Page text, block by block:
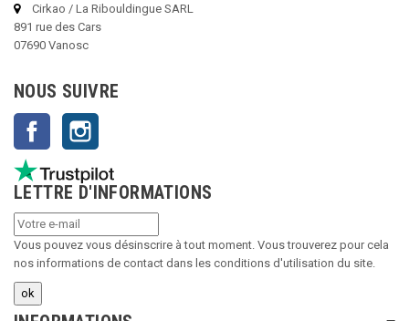
Cirkao / La Ribouldingue SARL
891 rue des Cars
07690 Vanosc
NOUS SUIVRE
Facebook
LETTRE D'INFORMATIONS
Vous pouvez vous désinscrire à tout moment. Vous trouverez pour cela
nos informations de contact dans les conditions d'utilisation du site.